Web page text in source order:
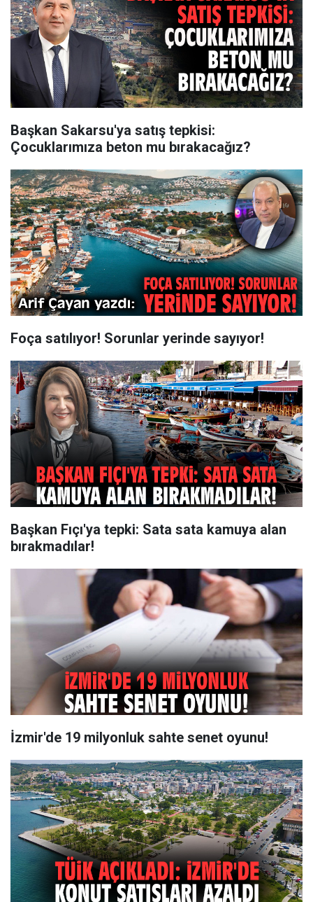
Başkan Sakarsu'ya satış tepkisi:
Çocuklarımıza beton mu bırakacağız?
Foça satılıyor! Sorunlar yerinde sayıyor!
Başkan Fıçı'ya tepki: Sata sata kamuya alan
bırakmadılar!
İzmir'de 19 milyonluk sahte senet oyunu!